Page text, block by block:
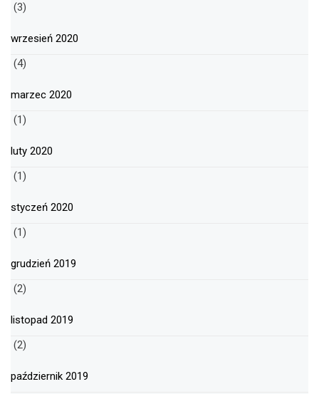
(3)
wrzesień 2020
(4)
marzec 2020
(1)
luty 2020
(1)
styczeń 2020
(1)
grudzień 2019
(2)
listopad 2019
(2)
październik 2019